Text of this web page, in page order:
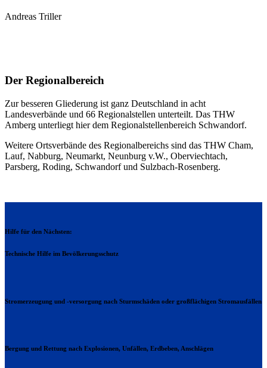
Andreas Triller
Der Regionalbereich
Zur besseren Gliederung ist ganz Deutschland in acht
Landesverbände und 66 Regionalstellen unterteilt. Das THW
Amberg unterliegt hier dem Regionalstellenbereich Schwandorf.
Weitere Ortsverbände des Regionalbereichs sind das THW Cham,
Lauf, Nabburg, Neumarkt, Neunburg v.W., Oberviechtach,
Parsberg, Roding, Schwandorf und Sulzbach-Rosenberg.
Hilfe für den Nächsten:
Technische Hilfe im Bevölkerungsschutz
Stromerzeugung und -versorgung nach Sturmschäden oder großflächigen Stromausfällen
Bergung und Rettung nach Explosionen, Unfällen, Erdbeben, Anschlägen